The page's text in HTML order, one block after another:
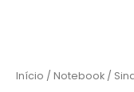
Início / Notebook /